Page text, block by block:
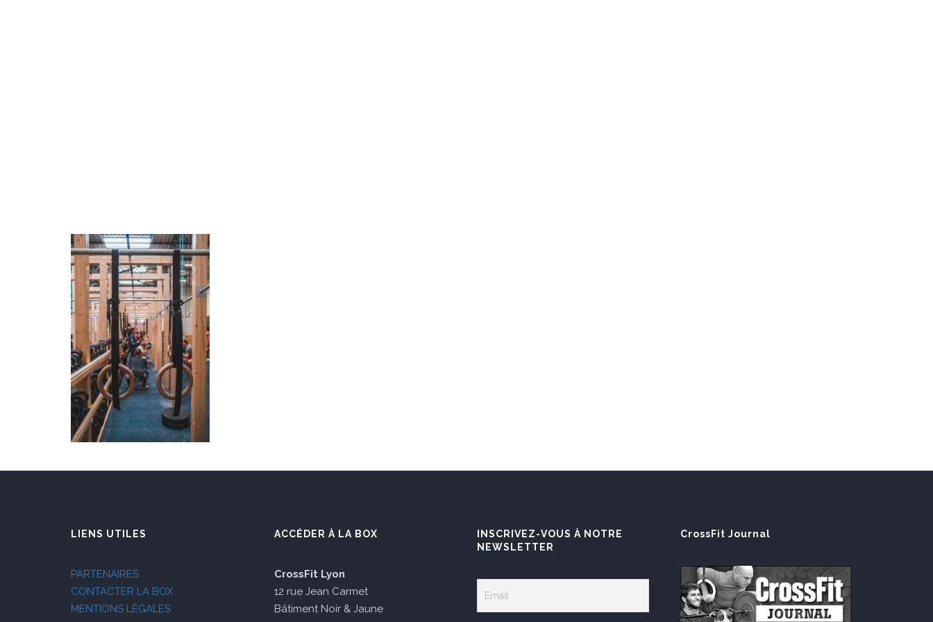
LIENS UTILES
PARTENAIRES
CONTACTER LA BOX
MENTIONS LÉGALES
ACCÉDER À LA BOX
CrossFit Lyon
12 rue Jean Carmet
Bâtiment Noir & Jaune
INSCRIVEZ-VOUS À NOTRE
NEWSLETTER
CrossFit Journal